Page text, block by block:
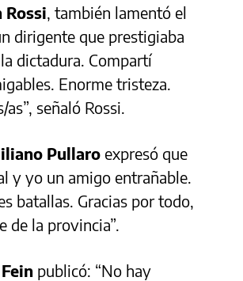
, también lamentó el
dirigente que prestigiaba
dictadura. Compartí
Enorme tristeza.
señaló Rossi.
Pullaro expresó que
y yo un amigo entrañable.
batallas. Gracias por todo,
de la provincia”.
publicó: “No hay